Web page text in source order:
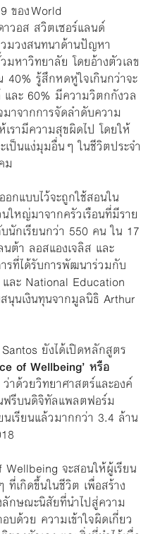
ของ World
วอส สวิตเซอร์แลนด์
มวงสนทนาด้านปัญหา
หาวิทยาลัย โดยอ้างตัวเลข
รู้สึกหดหู่ใจเกินกว่าจะ
และ 60% มีความวิตกกังวล
าจากการจัดลำดับความ
รามีความสุขผิดไป โดยให้
ป็นแง่มุมอื่นๆ ในชีวิตประจำ
ม
กแบบไว้จะถูกใช้สอนใน
ใหญ่มาจากครัวเรือนที่มีราย
กเรียนกว่า 550 คน ใน 17
ต้า ลอสแองเจลิส และ
รที่ได้รับการพัฒนาร่วมกับ
ละ National Education
นุนเงินทุนจากมูลนิธิ Arthur
ยังได้เปิดหลักสูตร
of Wellbeing’ หรือ
ว่าด้วยวิทยาศาสตร์และองค์
ฟรีบนดิจิทัลแพลตฟอร์ม
เรียนแล้วมากกว่า 3.4 ล้าน
จะสอนให้ผู้เรียน
เกิดขึ้นในชีวิต เพื่อสร้าง
ลักษณะนิสัยที่นำไปสู่ความ
บด้วย ความเข้าใจผิดเกี่ยว